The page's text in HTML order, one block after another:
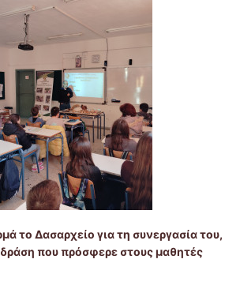
το Δασαρχείο για τη συνεργασία του,
δράση που πρόσφερε στους μαθητές